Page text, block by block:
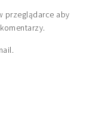
przeglądarce aby